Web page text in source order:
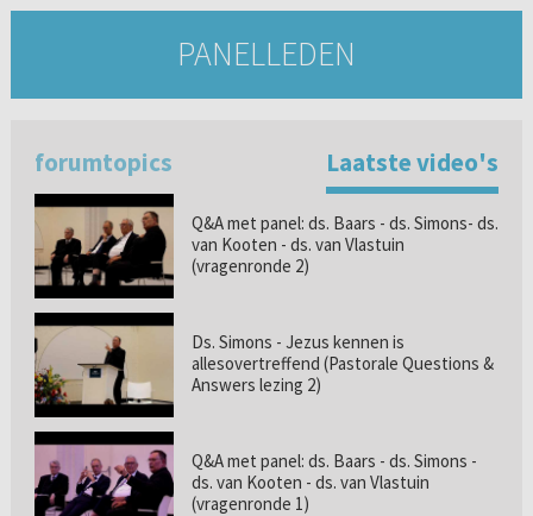
PANELLEDEN
forumtopics Laatste video's
Q&A met panel: ds. Baars - ds. Simons- ds.
van Kooten - ds. van Vlastuin
(vragenronde 2)
Ds. Simons - Jezus kennen is
allesovertreffend (Pastorale Questions &
Answers lezing 2)
Q&A met panel: ds. Baars - ds. Simons -
ds. van Kooten - ds. van Vlastuin
(vragenronde 1)